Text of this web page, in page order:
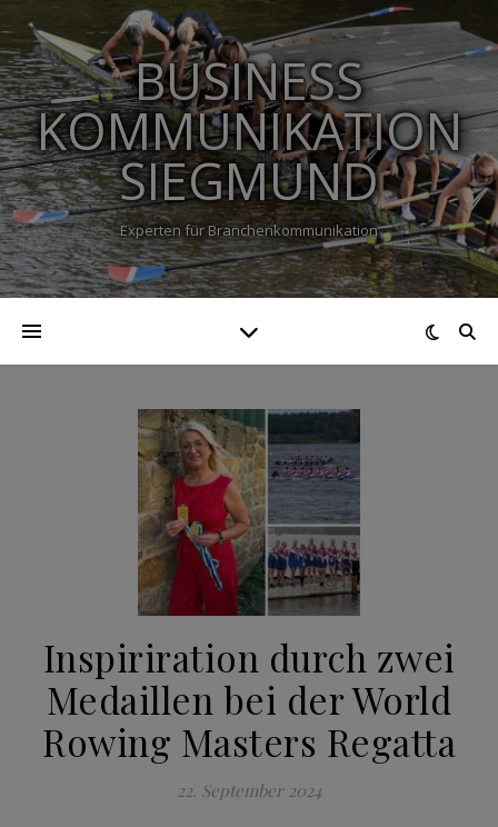
BUSINESS
KOMMUNIKATION
SIEGMUND
Experten für Branchenkommunikation
Inspiriration durch zwei
Medaillen bei der World
Rowing Masters Regatta
22. September 2024